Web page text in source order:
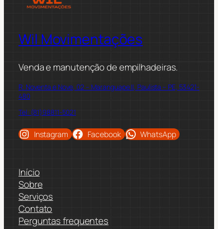
Wil Movimentações
Venda e manutenção de empilhadeiras.
R. Noventa e Nove, 02 – Maranguape II, Paulista – PE, 53421-
480
Tel: (81)98811-5021
Instagram Facebook WhatsApp
Início
Sobre
Serviços
Contato
Perguntas frequentes